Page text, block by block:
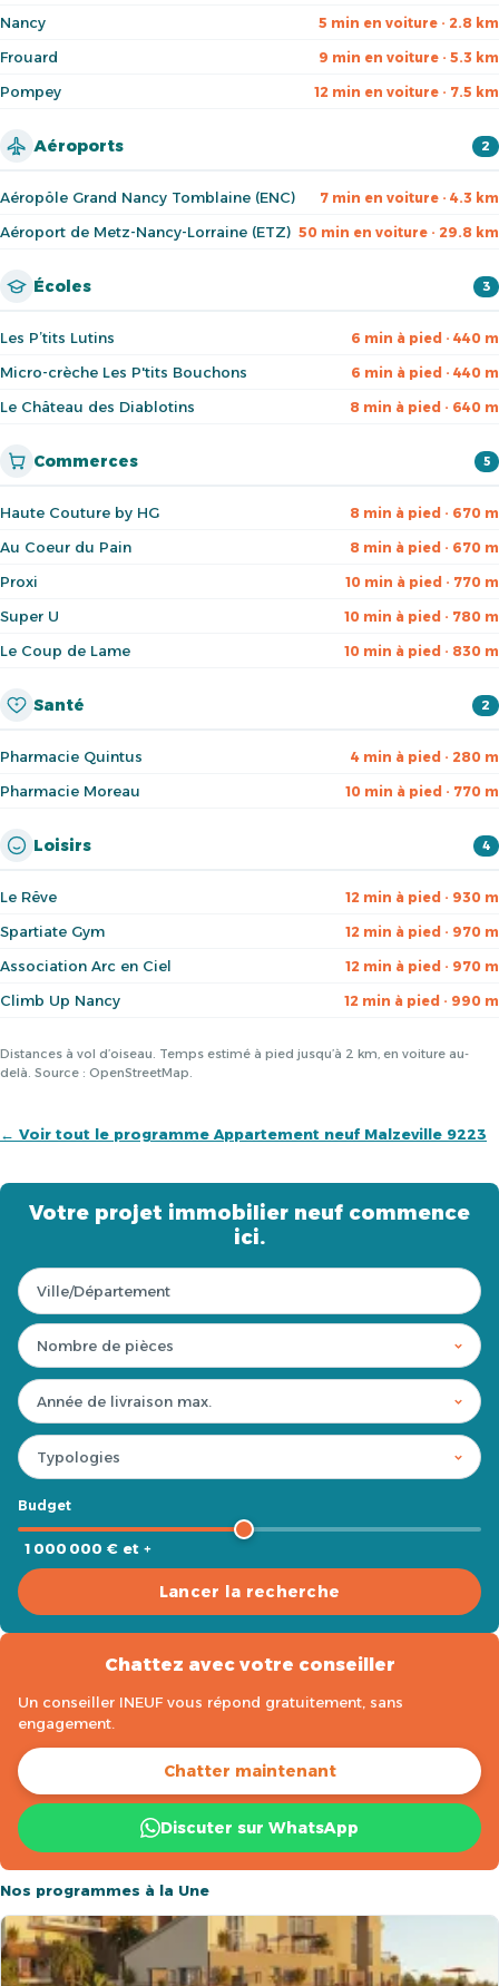
Nancy 5 min en voiture · 2.8 km
Frouard 9 min en voiture · 5.3 km
Pompey 12 min en voiture · 7.5 km
Aéroports 2
Aéropôle Grand Nancy Tomblaine (ENC) 7 min en voiture · 4.3 km
Aéroport de Metz-Nancy-Lorraine (ETZ) 50 min en voiture · 29.8 km
Écoles 3
Les P’tits Lutins 6 min à pied · 440 m
Micro-crèche Les P'tits Bouchons 6 min à pied · 440 m
Le Château des Diablotins 8 min à pied · 640 m
Commerces 5
Haute Couture by HG 8 min à pied · 670 m
Au Coeur du Pain 8 min à pied · 670 m
Proxi 10 min à pied · 770 m
Super U 10 min à pied · 780 m
Le Coup de Lame 10 min à pied · 830 m
Santé 2
Pharmacie Quintus 4 min à pied · 280 m
Pharmacie Moreau 10 min à pied · 770 m
Loisirs 4
Le Rêve 12 min à pied · 930 m
Spartiate Gym 12 min à pied · 970 m
Association Arc en Ciel 12 min à pied · 970 m
Climb Up Nancy 12 min à pied · 990 m
Distances à vol d’oiseau. Temps estimé à pied jusqu’à 2 km, en voiture au-
delà. Source : OpenStreetMap.
← Voir tout le programme Appartement neuf Malzeville 9223
Votre projet immobilier neuf commence
ici.
Budget
1 000 000 € et +
Lancer la recherche
Chattez avec votre conseiller
Un conseiller INEUF vous répond gratuitement, sans
engagement.
Chatter maintenant
Discuter sur WhatsApp
Nos programmes à la Une